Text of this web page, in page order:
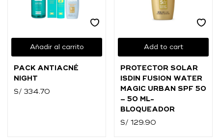
Añadir al carrito
PACK ANTIACNÉ
NIGHT
S/ 334.70
Add to cart
PROTECTOR SOLAR
ISDIN FUSION WATER
MAGIC URBAN SPF 50
– 50 ML-
BLOQUEADOR
S/ 129.90